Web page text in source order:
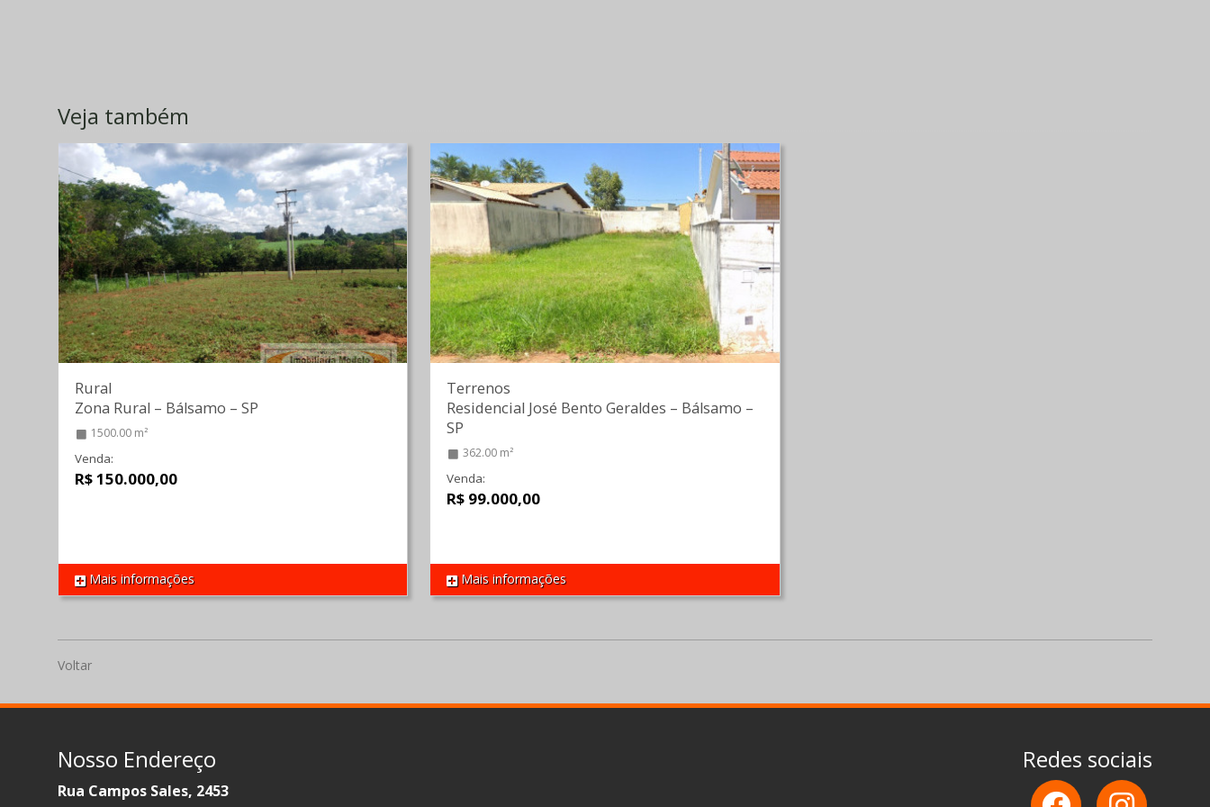
Veja também
REF 720
Rural
Zona Rural – Bálsamo – SP
1500.00 m²
Venda:
R$ 150.000,00
Mais informações REF 1576
Terrenos
Residencial José Bento Geraldes – Bálsamo –
SP
362.00 m²
Venda:
R$ 99.000,00
Mais informações
Voltar
Nosso Endereço
Rua Campos Sales, 2453
Redes sociais